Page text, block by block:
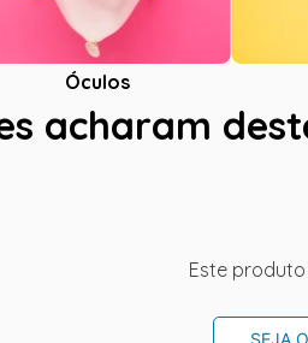
Óculos
acharam
Este
SEJA